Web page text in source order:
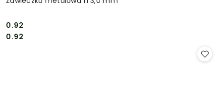
Cena:
0.92
Cena:
0.92